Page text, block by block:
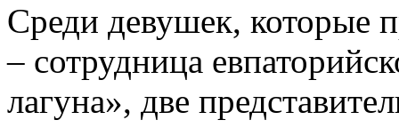
Среди девушек, которые
– сотрудница
лагуна», две